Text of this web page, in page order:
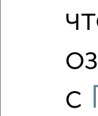
Похожие
1‑комнатные
с